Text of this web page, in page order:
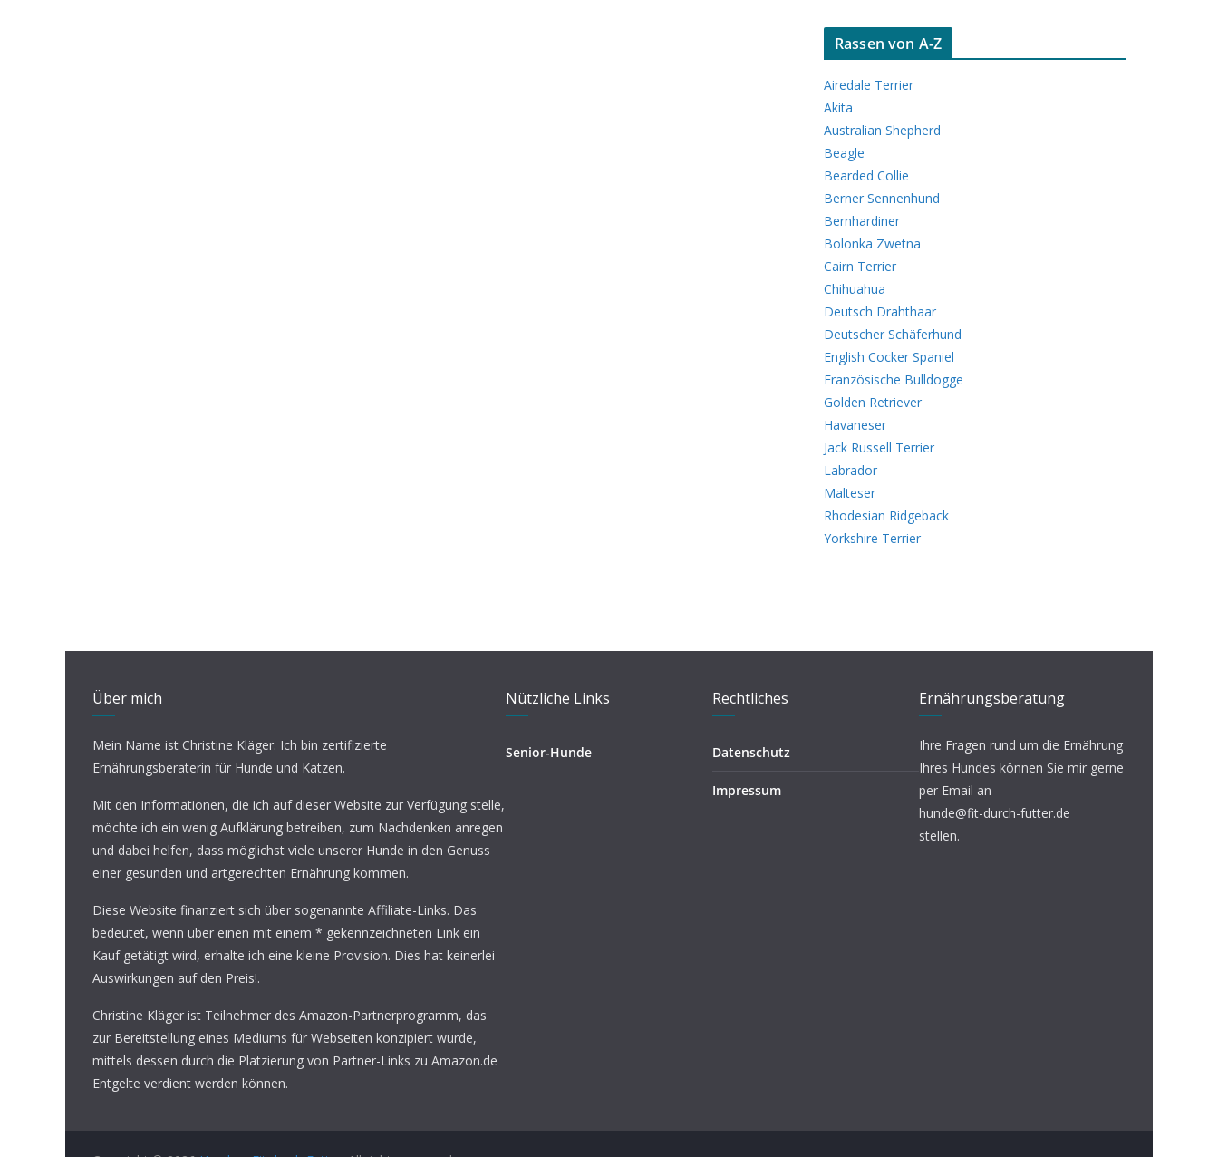
Rassen von A-Z
Airedale Terrier
Akita
Australian Shepherd
Beagle
Bearded Collie
Berner Sennenhund
Bernhardiner
Bolonka Zwetna
Cairn Terrier
Chihuahua
Deutsch Drahthaar
Deutscher Schäferhund
English Cocker Spaniel
Französische Bulldogge
Golden Retriever
Havaneser
Jack Russell Terrier
Labrador
Malteser
Rhodesian Ridgeback
Yorkshire Terrier
Über mich
Mein Name ist Christine Kläger. Ich bin zertifizierte
Ernährungsberaterin für Hunde und Katzen.
Mit den Informationen, die ich auf dieser Website zur Verfügung stelle,
möchte ich ein wenig Aufklärung betreiben, zum Nachdenken anregen
und dabei helfen, dass möglichst viele unserer Hunde in den Genuss
einer gesunden und artgerechten Ernährung kommen.
Diese Website finanziert sich über sogenannte Affiliate-Links. Das
bedeutet, wenn über einen mit einem * gekennzeichneten Link ein
Kauf getätigt wird, erhalte ich eine kleine Provision. Dies hat keinerlei
Auswirkungen auf den Preis!.
Christine Kläger ist Teilnehmer des Amazon-Partnerprogramm, das
zur Bereitstellung eines Mediums für Webseiten konzipiert wurde,
mittels dessen durch die Platzierung von Partner-Links zu Amazon.de
Entgelte verdient werden können.
Nützliche Links
Senior-Hunde
Rechtliches
Datenschutz
Impressum
Ernährungsberatung
Ihre Fragen rund um die Ernährung
Ihres Hundes können Sie mir gerne
per Email an
hunde@fit-durch-futter.de
stellen.